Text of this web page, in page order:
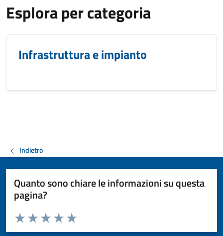
Esplora per categoria
Infrastruttura e impianto
Indietro
Quanto sono chiare le informazioni su questa
pagina?
Valuta da 1 a 5 stelle la pagina
Valuta 5 stelle su 5
Valuta 4 stelle su 5
Valuta 3 stelle su 5
Valuta 2 stelle su 5
Valuta 1 stelle su 5